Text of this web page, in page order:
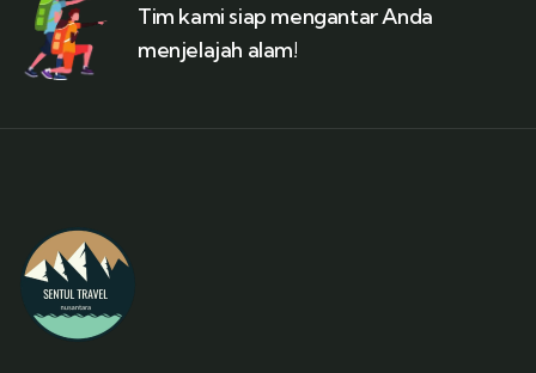
Tim kami siap mengantar Anda
menjelajah alam!